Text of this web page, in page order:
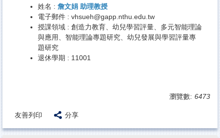
姓名 : 詹文娟 助理教授
電子郵件 : vhsueh@gapp.nthu.edu.tw
授課領域 : 創造力教育、幼兒學習評量、多元智能理論
與應用、智能理論專題研究、幼兒發展與學習評量專
題研究
退休學期 : 11001
瀏覽數: 6473
友善列印 分享